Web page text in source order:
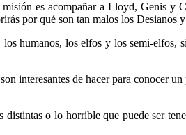
es acompañar a Lloyd, Genis y
por qué son tan malos los Desianos
humanos, los elfos y los semi-elfos,
interesantes de hacer para conocer
o lo horrible que puede ser